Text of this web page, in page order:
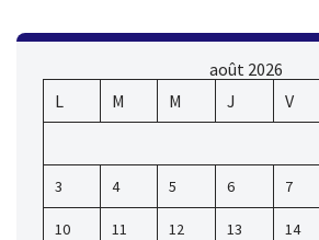
août 2026
L
M M J V
3 4 5 6 7
10 11 12 13 14